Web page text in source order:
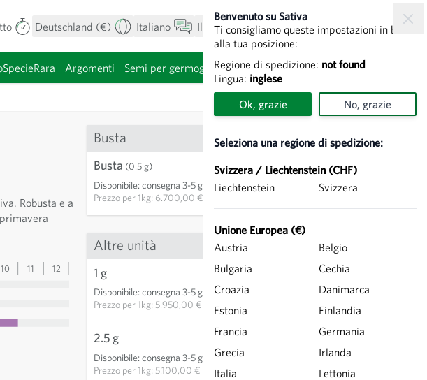
Deutschland (€) Italiano Il mio account Visualizza carrello
Argomenti Semi per germogli
Benvenuto su Sativa
Ti consigliamo queste impostazioni in base
alla tua posizione:
Regione di spedizione: not found
Lingua: inglese
Ok, grazie No, grazie
Seleziona una regione di spedizione:
Svizzera / Liechtenstein (CHF)
Liechtenstein
Svizzera
Unione Europea (€)
Austria
Belgio
Bulgaria
Cechia
Croazia
Danimarca
Estonia
Finlandia
Francia
Germania
Grecia
Irlanda
Italia
Lettonia
Robusta e a
10 11 12
Busta
Busta (0.5 g)
Disponibile: consegna 3-5 giorni
Prezzo per1kg: 6.700,00 €
3,35 €
AGGIUNGI AL CARRELLO
Altre unità
1 g
Disponibile: consegna 3-5 giorni
Prezzo per1kg: 5.950,00 €
AGGIUNGI AL CARRELLO
2.5 g
Disponibile: consegna 3-5 giorni
Prezzo per1kg: 5.100,00 €
12,75 €